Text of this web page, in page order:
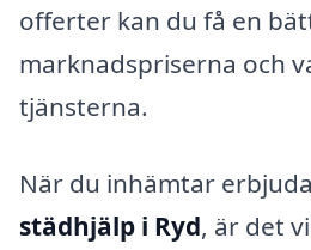
offerter kan du få en
marknadspriserna och
tjänsterna.
När du inhämtar
städhjälp i Ryd, är det